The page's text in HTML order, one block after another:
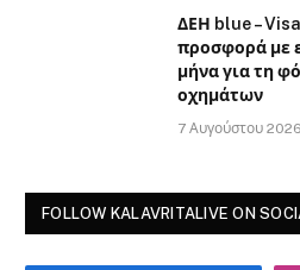
ΔΕΗ blue –
προσφορά με
μήνα για τη
οχημάτων
7 Αυγούστου 2026
FOLLOW KALAVRITALIVE ON